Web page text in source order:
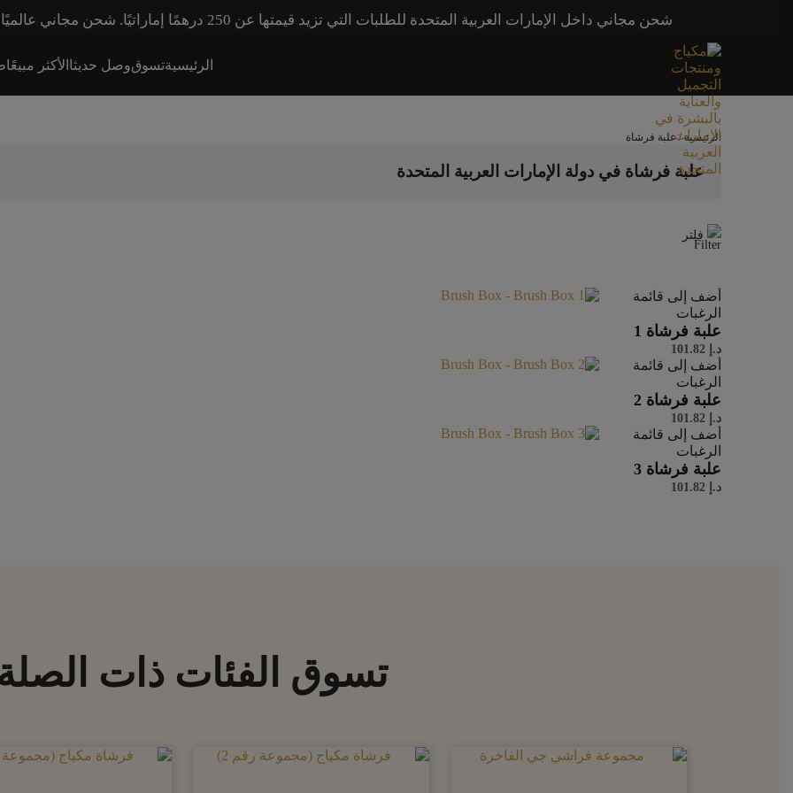
شحن مجاني داخل الإمارات العربية المتحدة للطلبات التي تزيد قيمتها عن 250 درهمًا إماراتيًا. شحن مجاني عالميًا للطلبات التي تزيد قيمتها عن 600 درهم إماراتي.
الرئيسيةتسوقوصل حديثا الأكثر مبيعًا
الرئيسية/ علبة فرشاة
علبة فرشاة في دولة الإمارات العربية المتحدة
فلتر
أضف إلى قائمة
الرغبات
علبة فرشاة 1
د.إ 101.82
أضف إلى قائمة
الرغبات
علبة فرشاة 2
د.إ 101.82
أضف إلى قائمة
الرغبات
علبة فرشاة 3
د.إ 101.82
تسوق الفئات ذات